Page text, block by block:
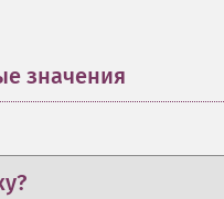
значения